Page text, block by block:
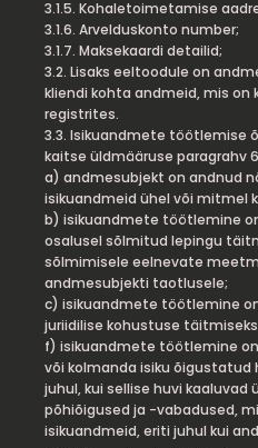
3.1.5. Kohaletoimetamise
3.1.6. Arvelduskonto number;
3.1.7. Maksekaardi detailid;
3.2. Lisaks eeltoodule on
kliendi kohta andmeid, mis on
registrites.
3.3. Isikuandmete töötlemise
kaitse üldmääruse paragrahv
a) andmesubjekt on andnud
isikuandmeid ühel või mitmel
b) isikuandmete töötlemine
osalusel sõlmitud lepingu
sõlmimisele eelnevate
andmesubjekti taotlusele;
c) isikuandmete töötlemine
juriidilise kohustuse
f) isikuandmete töötlemine
või kolmanda isiku õigustatud
juhul, kui sellise huvi
põhiõigused ja -vabadused,
isikuandmeid, eriti juhul kui